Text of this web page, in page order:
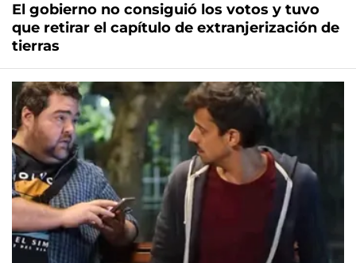
El gobierno no consiguió los votos y tuvo
que retirar el capítulo de extranjerización de
tierras